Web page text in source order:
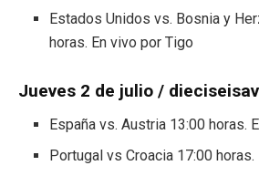
Estados Unidos vs. Bosnia y
horas. En vivo por Tigo
Jueves 2 de julio /
España vs. Austria 13:00 horas.
Portugal vs Croacia 17:00